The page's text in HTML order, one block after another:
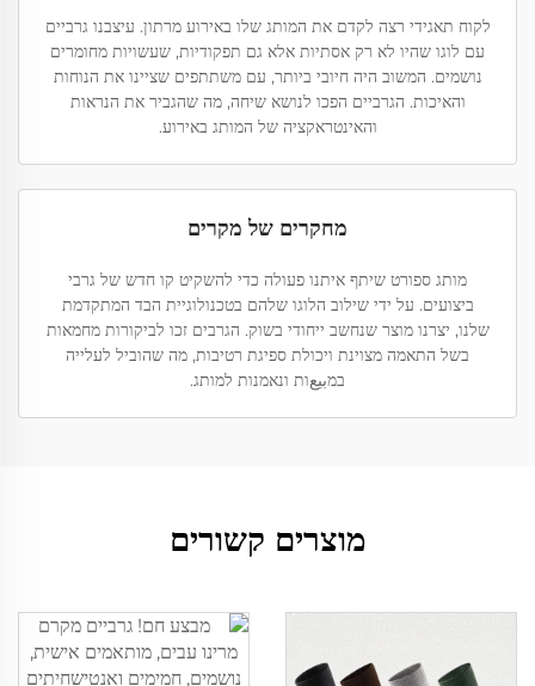
לקוח תאגידי רצה לקדם את המותג שלו באירוע מרתון. עיצבנו גרביים
עם לוגו שהיו לא רק אסתיות אלא גם תפקודיות, שעשויות מחומרים
נושמים. המשוב היה חיובי ביותר, עם משתתפים שציינו את הנוחות
והאיכות. הגרביים הפכו לנושא שיחה, מה שהגביר את הנראות
והאינטראקציה של המותג באירוע.
מחקרים של מקרים
מותג ספורט שיתף איתנו פעולה כדי להשקיט קו חדש של גרבי
ביצועים. על ידי שילוב הלוגו שלהם בטכנולוגיית הבד המתקדמת
שלנו, יצרנו מוצר שנחשב ייחודי בשוק. הגרבים זכו לביקורות מחמאות
בשל התאמה מצוינת ויכולת ספיגת רטיבות, מה שהוביל לעלייה
במبيعות ונאמנות למותג.
מוצרים קשורים